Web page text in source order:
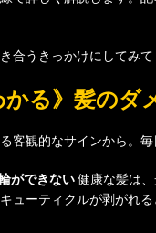
合うきっかけにしてみて
かる》髪のダ
客観的なサインから。
ができない健康な髪は
ューティクルが剥がれ